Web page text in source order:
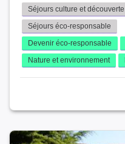
Séjours culture et découverte
Séjours éco-responsable
Devenir éco-responsable
Nature et environnement